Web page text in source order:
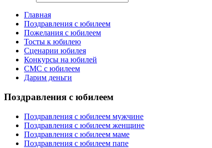
Главная
Поздравления с юбилеем
Пожелания с юбилеем
Тосты к юбилею
Сценарии юбилея
Конкурсы на юбилей
СМС с юбилеем
Дарим деньги
Поздравления с юбилеем
Поздравления с юбилеем мужчине
Поздравления с юбилеем женщине
Поздравления с юбилеем маме
Поздравления с юбилеем папе